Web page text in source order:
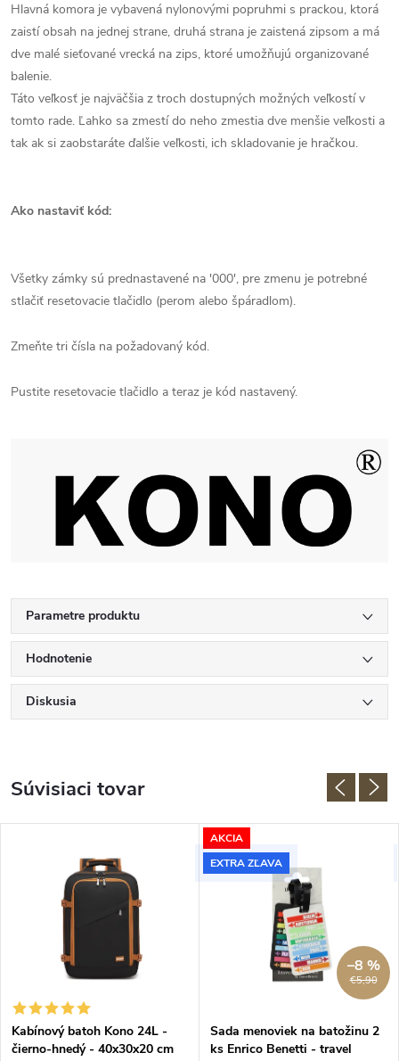
Hlavná komora je vybavená nylonovými popruhmi s prackou, ktorá
zaistí obsah na jednej strane, druhá strana je zaistená zipsom a má
dve malé sieťované vrecká na zips, ktoré umožňujú organizované
balenie.
Táto veľkosť je najväčšia z troch dostupných možných veľkostí v
tomto rade. Ľahko sa zmestí do neho zmestia dve menšie veľkosti a
tak ak si zaobstaráte ďalšie veľkosti, ich skladovanie je hračkou.
Ako nastaviť kód:
Všetky zámky sú prednastavené na '000', pre zmenu je potrebné
stlačiť resetovacie tlačidlo (perom alebo špáradlom).
Zmeňte tri čísla na požadovaný kód.
Pustite resetovacie tlačidlo a teraz je kód nastavený.
Parametre produktu
Hodnotenie
Diskusia
Súvisiaci tovar
Kabínový batoh Kono 24L -
čierno-hnedý - 40x30x20 cm
AKCIA
EXTRA ZĽAVA
€5,90
–8 %
Sada menoviek na batožinu 2
ks Enrico Benetti - travel